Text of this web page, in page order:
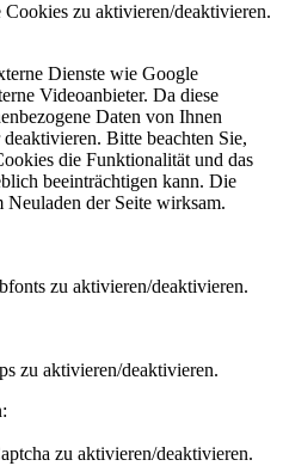
zu aktivieren/deaktivieren.
Dienste wie Google
Videoanbieter. Da diese
Daten von Ihnen
Bitte beachten Sie,
die Funktionalität und das
beeinträchtigen kann. Die
der Seite wirksam.
zu aktivieren/deaktivieren.
zu aktivieren/deaktivieren.
zu aktivieren/deaktivieren.